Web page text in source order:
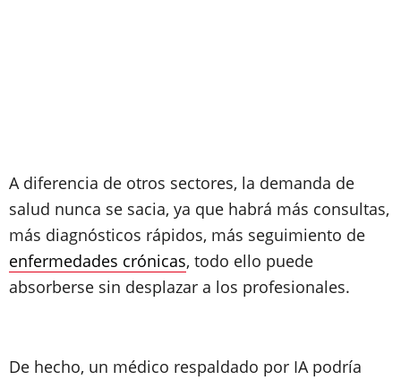
A diferencia de otros sectores, la demanda de
salud nunca se sacia, ya que habrá más consultas,
más diagnósticos rápidos, más seguimiento de
enfermedades crónicas, todo ello puede
absorberse sin desplazar a los profesionales.
De hecho, un médico respaldado por IA podría